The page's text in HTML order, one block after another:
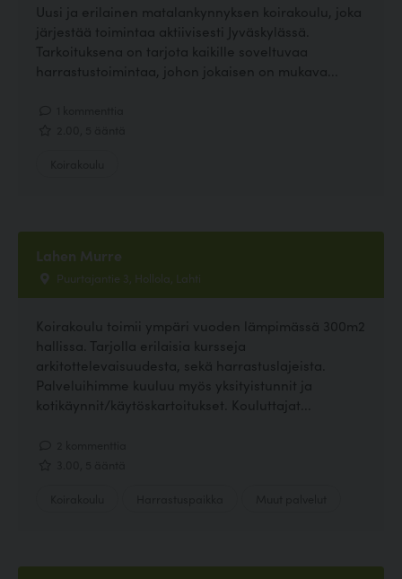
Uusi ja erilainen matalankynnyksen koirakoulu, joka
järjestää toimintaa aktiivisesti Jyväskylässä.
Tarkoituksena on tarjota kaikille soveltuvaa
harrastustoimintaa, johon jokaisen on mukava...
Lahen Murre
Puurtajantie 3, Hollola, Lahti
Koirakoulu toimii ympäri vuoden lämpimässä 300m2
hallissa. Tarjolla erilaisia kursseja
arkitottelevaisuudesta, sekä harrastuslajeista.
Palveluihimme kuuluu myös yksityistunnit ja
kotikäynnit/käytöskartoitukset. Kouluttajat...